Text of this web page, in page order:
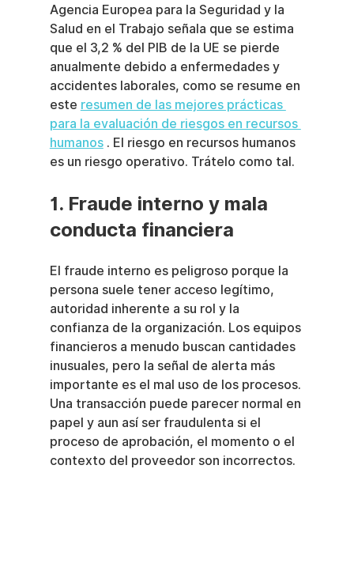
Agencia Europea para la Seguridad y la
Salud en el Trabajo señala que se estima
que el 3,2 % del PIB de la UE se pierde
anualmente debido a enfermedades y
accidentes laborales, como se resume en
este resumen de las mejores prácticas
para la evaluación de riesgos en recursos
humanos . El riesgo en recursos humanos
es un riesgo operativo. Trátelo como tal.
1. Fraude interno y mala
conducta financiera
El fraude interno es peligroso porque la
persona suele tener acceso legítimo,
autoridad inherente a su rol y la
confianza de la organización. Los equipos
financieros a menudo buscan cantidades
inusuales, pero la señal de alerta más
importante es el mal uso de los procesos.
Una transacción puede parecer normal en
papel y aun así ser fraudulenta si el
proceso de aprobación, el momento o el
contexto del proveedor son incorrectos.